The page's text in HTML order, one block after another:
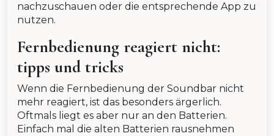
nachzuschauen oder die entsprechende App zu
nutzen.
Fernbedienung reagiert nicht:
tipps und tricks
Wenn die Fernbedienung der Soundbar nicht
mehr reagiert, ist das besonders ärgerlich.
Oftmals liegt es aber nur an den Batterien.
Einfach mal die alten Batterien rausnehmen